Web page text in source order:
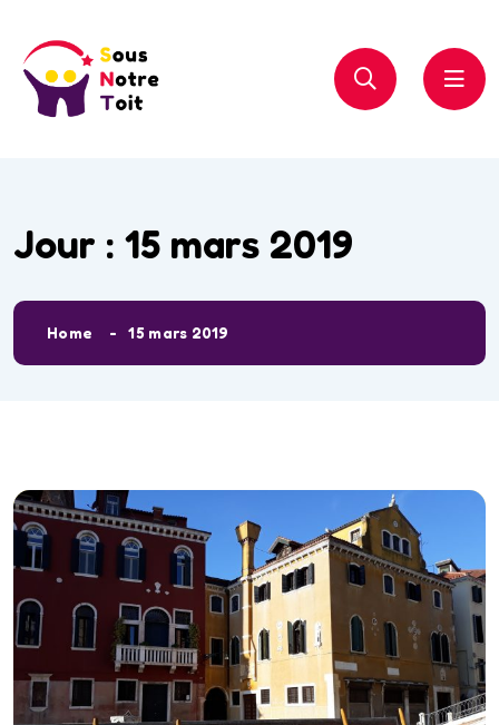
Jour : 15 mars 2019
Home 15 mars 2019